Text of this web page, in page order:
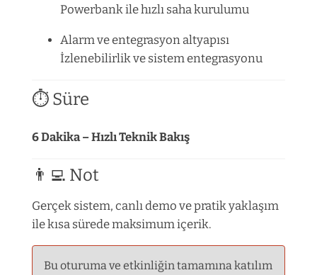
Powerbank ile hızlı saha kurulumu
Alarm ve entegrasyon altyapısı
İzlenebilirlik ve sistem entegrasyonu
⏱️ Süre
6 Dakika – Hızlı Teknik Bakış
👨‍💻 Not
Gerçek sistem, canlı demo ve pratik yaklaşım
ile kısa sürede maksimum içerik.
Bu oturuma ve etkinliğin tamamına katılım